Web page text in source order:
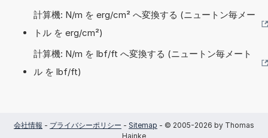
計算機: N/m を erg/cm² へ変換する (ニュートン毎メー
トル を erg/cm²)
計算機: N/m を lbf/ft へ変換する (ニュートン毎メート
ル を lbf/ft)
会社情報 - プライバシーポリシー - Sitemap - © 2005-2026 by Thomas
Hainke